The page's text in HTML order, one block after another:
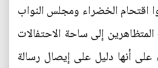
اقتحام الخضراء ومجلس النواب
إلى ساحة الاحتفالات
أنها دليل على إيصال رسالة